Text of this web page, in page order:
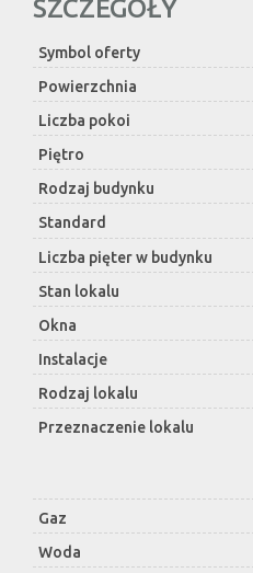
SZCZEGÓŁY
Symbol oferty
Powierzchnia
Liczba pokoi
Piętro
Rodzaj budynku
Standard
Liczba pięter w budynku
Stan lokalu
Okna
Instalacje
Rodzaj lokalu
Przeznaczenie lokalu
Gaz
Woda